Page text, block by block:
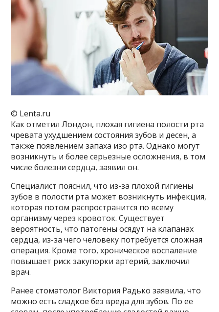
© Lenta.ru
Как отметил Лондон, плохая гигиена полости рта
чревата ухудшением состояния зубов и десен, а
также появлением запаха изо рта. Однако могут
возникнуть и более серьезные осложнения, в том
числе болезни сердца, заявил он.
Специалист пояснил, что из-за плохой гигиены
зубов в полости рта может возникнуть инфекция,
которая потом распространится по всему
организму через кровоток. Существует
вероятность, что патогены осядут на клапанах
сердца, из-за чего человеку потребуется сложная
операция. Кроме того, хроническое воспаление
повышает риск закупорки артерий, заключил
врач.
Ранее стоматолог Виктория Радько заявила, что
можно есть сладкое без вреда для зубов. По ее